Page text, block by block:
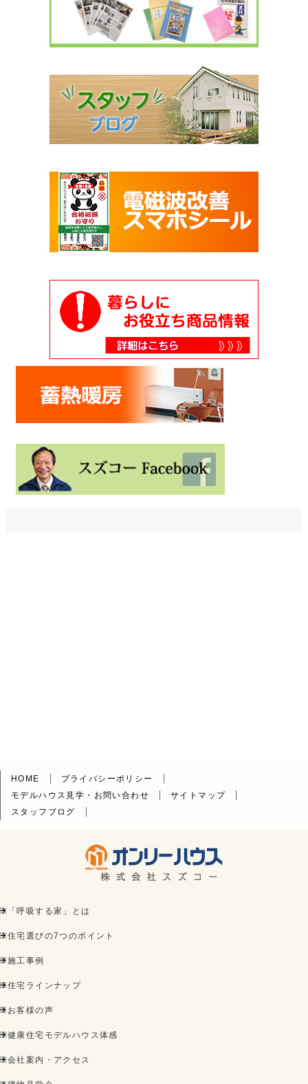
HOME
プライバシーポリシー
モデルハウス見学・お問い合わせ
サイトマップ
スタッフブログ
「呼吸する家」とは
住宅選びの7つのポイント
施工事例
住宅ラインナップ
お客様の声
健康住宅モデルハウス体感
会社案内・アクセス